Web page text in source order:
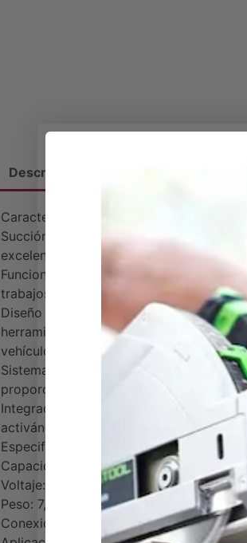
Descripción
Características Principales:
Succión Poderosa y Eficiente:
excelente capacidad de aspiración,
Funcionamiento Inalámbrico: Gracias a
trabajos móviles, con una autonomía
Diseño Systainer Compacto: El
herramientas y accesorios Festool, lo
vehículos.
Sistema Cleantec para Control de
proporcionando un entorno de trabajo
Integración Total con Herramientas
activándose de forma automática
Especificaciones Técnicas:
Capacidad del depósito: 4.5 litros.
Voltaje: 18V (opción para doble batería).
Peso: 7,3 kg.
Conexión Bluetooth: Compatible con